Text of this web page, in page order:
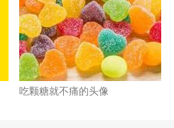
吃颗糖就不痛的头像